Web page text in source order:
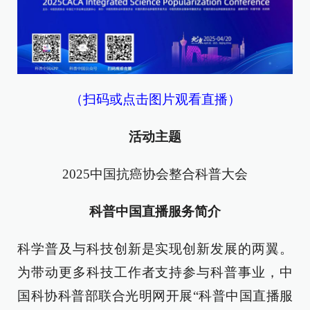
（扫码或点击图片观看直播）
活动主题
2025中国抗癌协会整合科普大会
科普中国直播服务简介
科学普及与科技创新是实现创新发展的两翼。
为带动更多科技工作者支持参与科普事业，中
国科协科普部联合光明网开展“科普中国直播服